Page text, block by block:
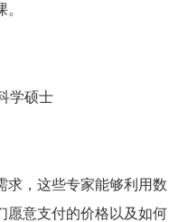
学硕士
求，这些专家能够利用数
愿意支付的价格以及如何